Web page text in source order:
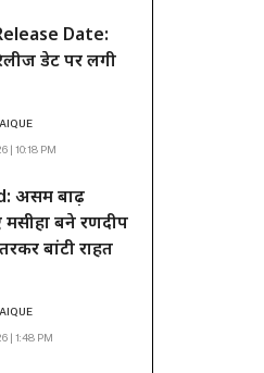
में अपनी मजबूत
Date:
डेट पर लगी
| 10:18 PM
असम बाढ़
मसीहा बने रणदीप
बांटी राहत
| 1:48 PM